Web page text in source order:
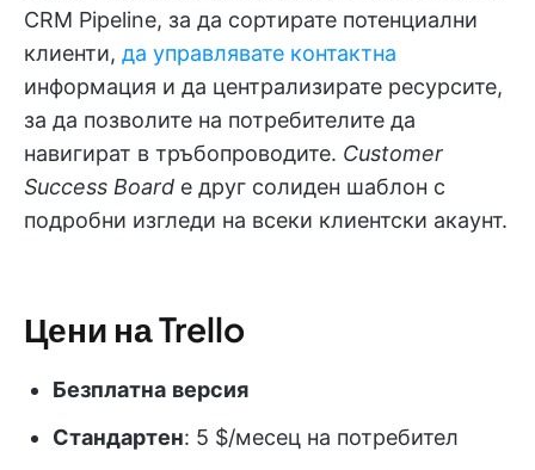
CRM Pipeline, за да сортирате потенциални
клиенти, да управлявате контактна
информация и да централизирате ресурсите,
за да позволите на потребителите да
навигират в тръбопроводите. Customer
Success Board е друг солиден шаблон с
подробни изгледи на всеки клиентски акаунт.
Цени на Trello
Безплатна версия
Стандартен: 5 $/месец на потребител